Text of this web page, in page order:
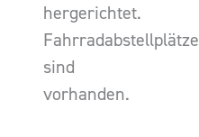
hergerichtet.
Fahrradabstellplätze
sind
vorhanden.